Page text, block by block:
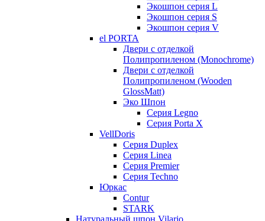
Экошпон серия L
Экошпон серия S
Экошпон серия V
el PORTA
Двери с отделкой
Полипропиленом (Monochrome)
Двери с отделкой
Полипропиленом (Wooden
GlossMatt)
Эко Шпон
Серия Legno
Серия Porta X
VellDoris
Серия Duplex
Серия Linea
Серия Premier
Серия Techno
Юркас
Contur
STARK
Натуральный шпон Vilario